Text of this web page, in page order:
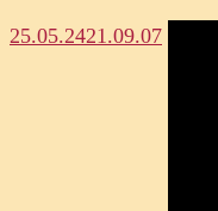
25.05.2421.09.07